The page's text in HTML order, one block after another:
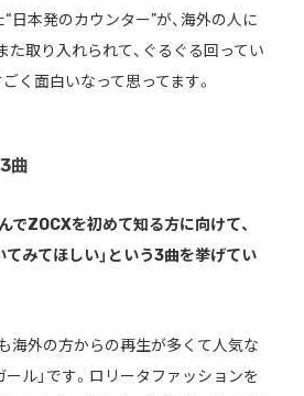
日本発のカウンター”が、海外の人に
た取り入れられて、ぐるぐる回ってい
く面白いなって思ってます。
曲
ZOCXを初めて知る方に向けて、
てみてほしい」という3曲を挙げてい
も海外の方からの再生が多くて人気な
ール」です。ロリータファッションを